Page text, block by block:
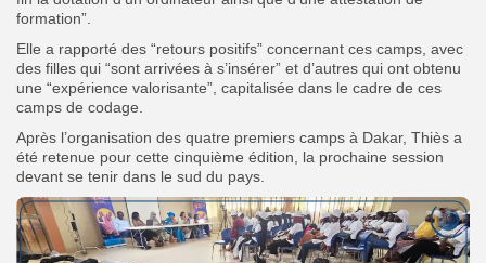
formation”.
Elle a rapporté des “retours positifs” concernant ces camps, avec
des filles qui “sont arrivées à s’insérer” et d’autres qui ont obtenu
une “expérience valorisante”, capitalisée dans le cadre de ces
camps de codage.
Après l’organisation des quatre premiers camps à Dakar, Thiès a
été retenue pour cette cinquième édition, la prochaine session
devant se tenir dans le sud du pays.